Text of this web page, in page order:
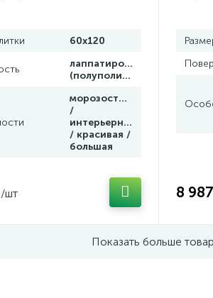
60x120
лаппатированная
(полуполир.)
морозостойкая
/
интерьерная
/ красивая /
большая
/шт 8
Показать больше